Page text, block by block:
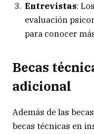
Entrevistas:
evaluación
para conocer
Becas
adicional
Además de las
becas técnicas en